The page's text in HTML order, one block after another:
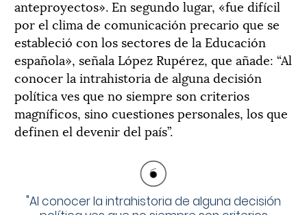
anteproyectos». En segundo lugar, «fue difícil
por el clima de comunicación precario que se
estableció con los sectores de la Educación
española», señala López Rupérez, que añade: “Al
conocer la intrahistoria de alguna decisión
política ves que no siempre son criterios
magníficos, sino cuestiones personales, los que
definen el devenir del país”.
"Al conocer la intrahistoria de alguna decisión